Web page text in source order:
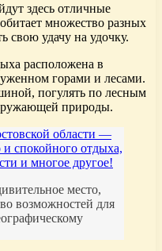
здесь отличные
множество разных
свою удачу на удочку.
расположена в
горами и лесами.
погулять по лесным
природы.
области —
спокойного отдыха,
и многое другое!
место,
возможностей для